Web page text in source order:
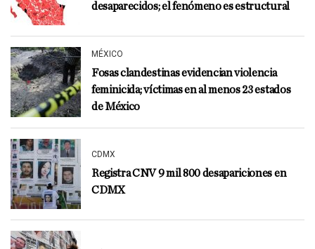
desaparecidos; el fenómeno es estructural
MÉXICO
Fosas clandestinas evidencian violencia
feminicida; víctimas en al menos 23 estados
de México
CDMX
Registra CNV 9 mil 800 desapariciones en
CDMX